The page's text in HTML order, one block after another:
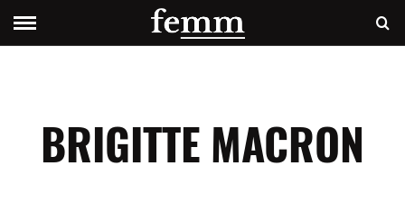
BRIGITTE MACRON